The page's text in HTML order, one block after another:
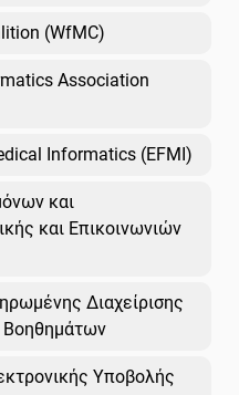
(WfMC)
Association
Informatics (EFMI)
και
και Επικοινωνιών
Διαχείρισης
Βοηθημάτων
Υποβολής